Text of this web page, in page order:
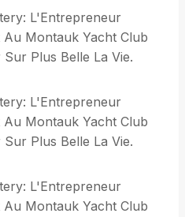
L'Entrepreneur
Montauk Yacht Club
Plus Belle La Vie.
L'Entrepreneur
Montauk Yacht Club
Plus Belle La Vie.
L'Entrepreneur
Montauk Yacht Club